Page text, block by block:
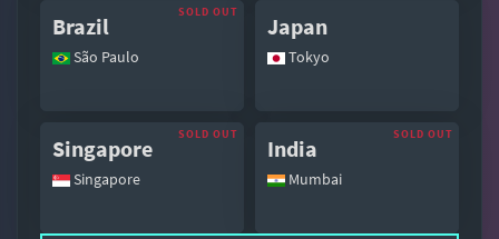
Brazil
São Paulo
Japan
Tokyo
Singapore
Singapore
India
Mumbai